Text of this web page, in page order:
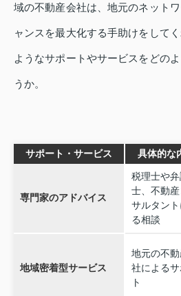
域の不動産会社は、地元のネット
ャンスを最大化する手助けをして
ようなサポートやサービスをどの
うか。
サポート・サービス 具体的な
専門家のアドバイス
税理士や
士、不動
サルタント
る相談
地域密着型サービス
地元の不
社による
ト